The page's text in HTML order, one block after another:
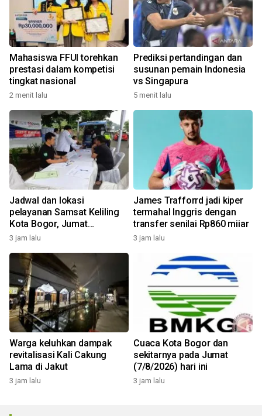
Mahasiswa FFUI torehkan
prestasi dalam kompetisi
tingkat nasional
2 menit lalu
Prediksi pertandingan dan
susunan pemain Indonesia
vs Singapura
5 menit lalu
Jadwal dan lokasi
pelayanan Samsat Keliling
Kota Bogor, Jumat
(7/8/2026)
3 jam lalu
James Trafforrd jadi kiper
termahal Inggris dengan
transfer senilai Rp860 miiar
3 jam lalu
Warga keluhkan dampak
revitalisasi Kali Cakung
Lama di Jakut
3 jam lalu
Cuaca Kota Bogor dan
sekitarnya pada Jumat
(7/8/2026) hari ini
3 jam lalu